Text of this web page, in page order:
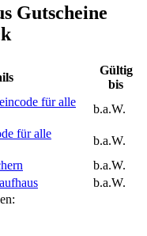
Gutscheine
Gültig
bis
für alle
b.a.W.
für alle
b.a.W.
b.a.W.
b.a.W.